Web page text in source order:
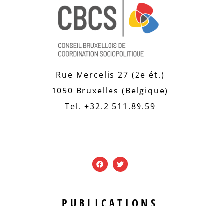
Rue Mercelis 27 (2e ét.)
1050 Bruxelles (Belgique)
Tel. +32.2.511.89.59
PUBLICATIONS